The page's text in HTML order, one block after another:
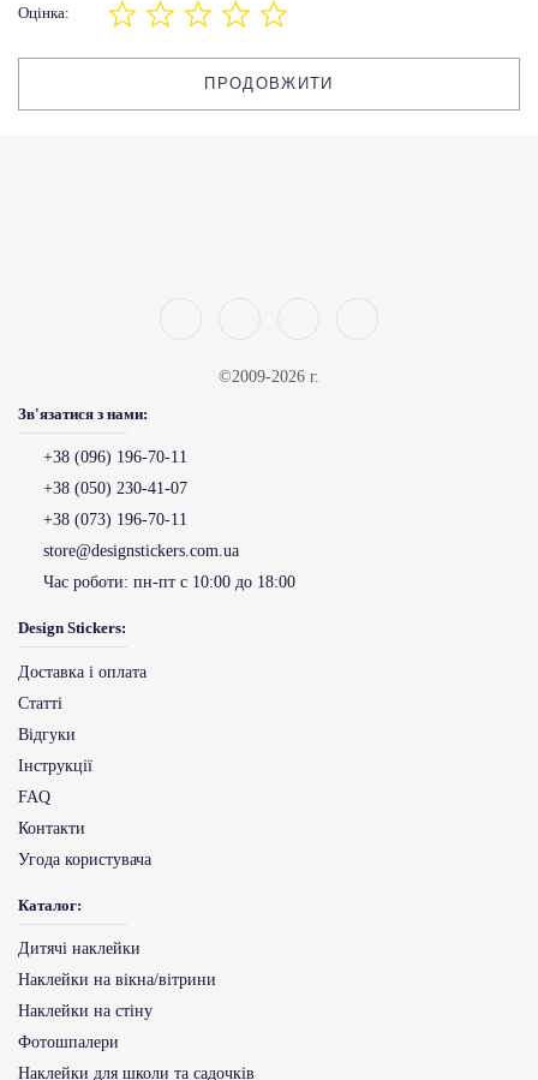
Оцінка:
ПРОДОВЖИТИ
©2009-2026 г.
Зв'язатися з нами:
+38 (096) 196-70-11
+38 (050) 230-41-07
+38 (073) 196-70-11
store@designstickers.com.ua
Час роботи: пн-пт с 10:00 до 18:00
Design Stickers:
Доставка і оплата
Статті
Відгуки
Інструкції
FAQ
Контакти
Угода користувача
Каталог:
Дитячі наклейки
Наклейки на вікна/вітрини
Наклейки на стіну
Фотошпалери
Наклейки для школи та садочків